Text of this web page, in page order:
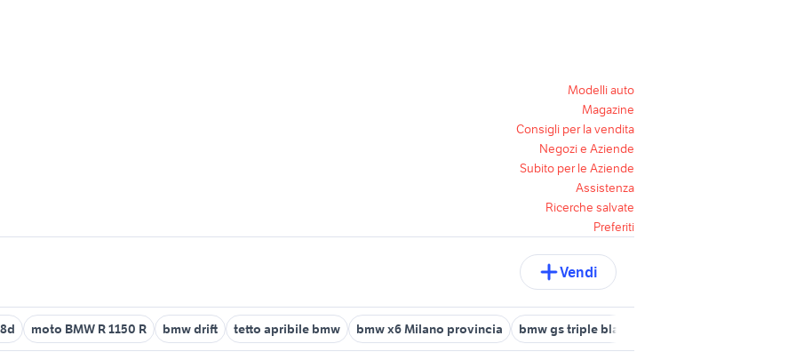
Modelli auto
Magazine
Consigli per la vendita
Negozi e Aziende
Subito per le Aziende
Assistenza
Ricerche salvate
Preferiti
Vendi
moto BMW R 1150 R bmw drift tetto apribile bmw bmw x6 Milano provincia bmw gs triple black 2017